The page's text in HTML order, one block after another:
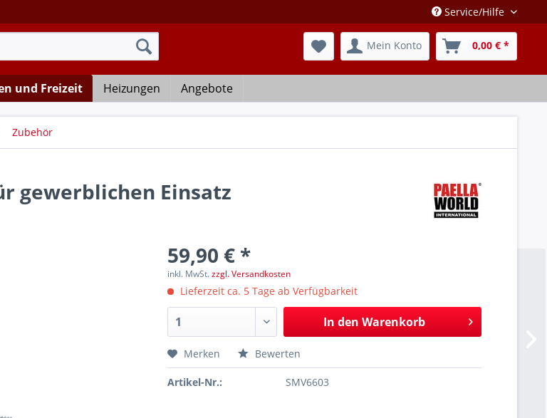
Service/Hilfe
Mein Konto 0,00 € *
und Freizeit Heizungen Angebote
Zubehör
gewerblichen Einsatz
59,90 € *
inkl. MwSt.zzgl. Versandkosten
Lieferzeit ca. 5 Tage ab Verfügbarkeit
In den Warenkorb
Merken Bewerten
Artikel-Nr.: SMV6603